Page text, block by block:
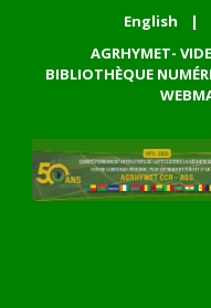
English |
AGRHYMET-
BIBLIOTHÈQUE